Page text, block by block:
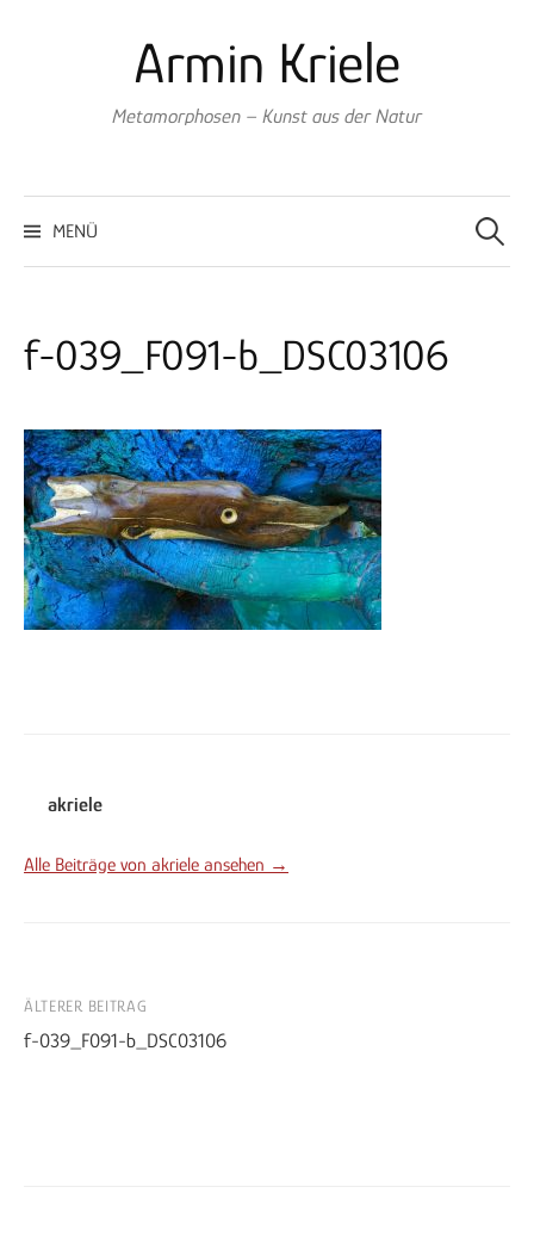
Armin Kriele
Metamorphosen – Kunst aus der Natur
MENÜ
Suche
nach:
f-039_F091-b_DSC03106
akriele
Alle Beiträge von akriele ansehen →
Beitrags-
Navigation
ÄLTERER BEITRAG
f-039_F091-b_DSC03106